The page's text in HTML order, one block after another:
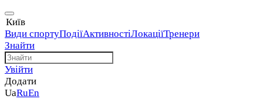
Київ
Види спортуПодіїАктивностіЛокаціїТренери
Знайти
Увійти
Додати
UaRuEn